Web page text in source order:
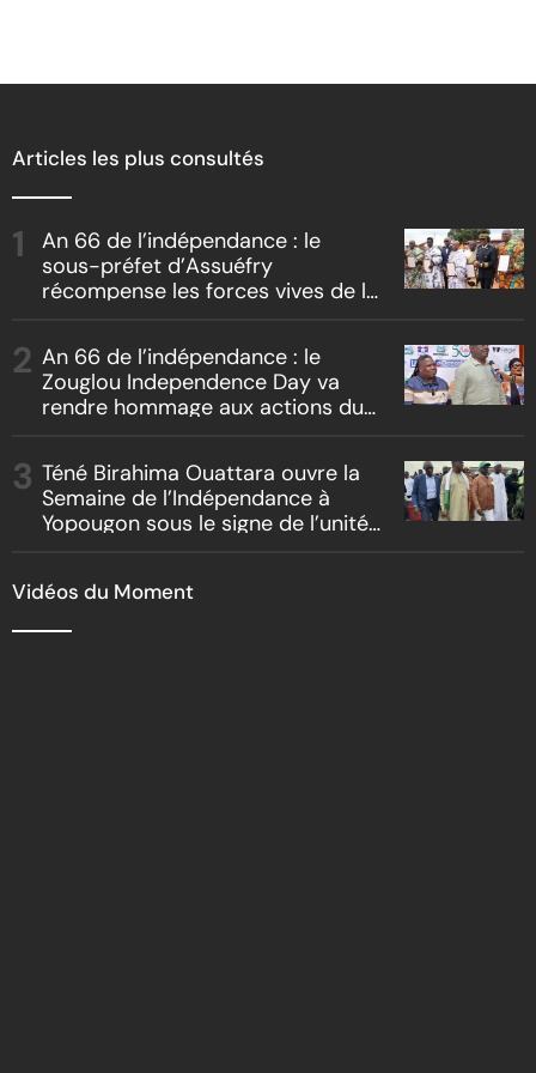
Articles les plus consultés
An 66 de l’indépendance : le
sous-préfet d’Assuéfry
récompense les forces vives de la
An 66 de l’indépendance : le
Zouglou Independence Day va
rendre hommage aux actions du
clash culturel Akyé vs Abbey
Téné Birahima Ouattara ouvre la
Semaine de l’Indépendance à
Yopougon sous le signe de l’unité
Vidéos du Moment